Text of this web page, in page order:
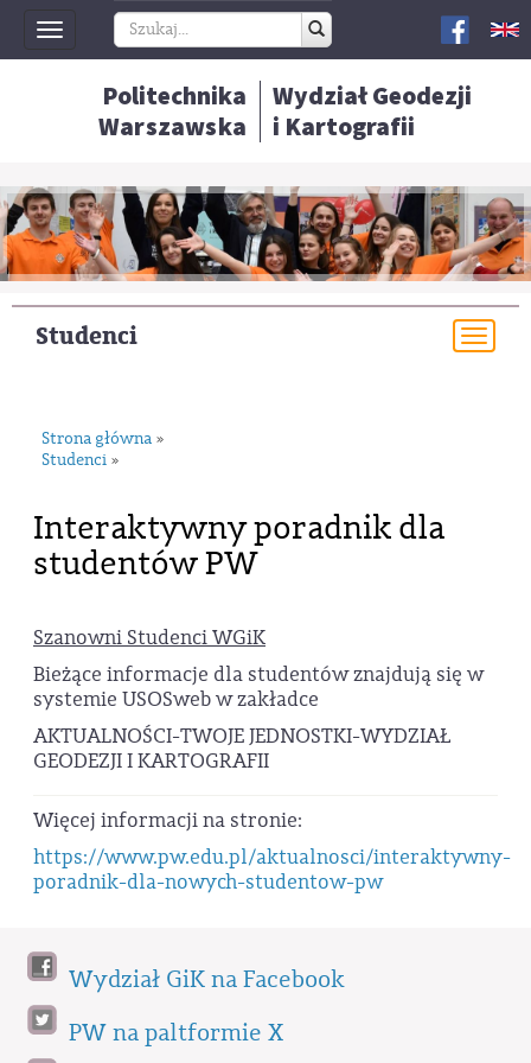
Toggle
navigation
Politechnika
Warszawska
Wydział Geodezji
i Kartografii
Studenci
Strona główna »
Studenci »
Interaktywny poradnik dla
studentów PW
Szanowni Studenci WGiK
Bieżące informacje dla studentów znajdują się w
systemie USOSweb w zakładce
AKTUALNOŚCI-TWOJE JEDNOSTKI-WYDZIAŁ
GEODEZJI I KARTOGRAFII
Więcej informacji na stronie:
https://www.pw.edu.pl/aktualnosci/interaktywny-
poradnik-dla-nowych-studentow-pw
Wydział GiK na Facebook
PW na paltformie X